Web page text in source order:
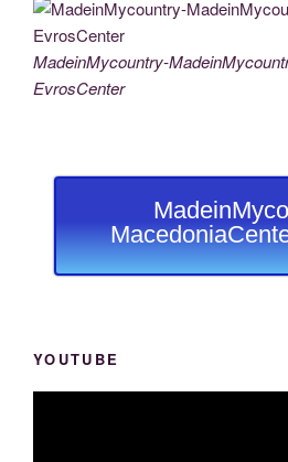
MadeinMycountry-
EvrosCenter
YOUTUBE